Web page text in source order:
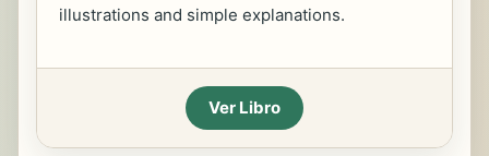
illustrations and simple explanations.
Ver Libro